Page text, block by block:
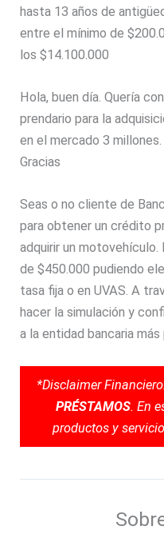
hasta 13 años de
entre el mínimo de
los $14.100.000
Hola, buen día. Quería
prendario para la
en el mercado 3
Gracias
Seas o no cliente de
para obtener un crédito
adquirir un motovehículo.
de $450.000 pudiendo
tasa fija o en UVAS. A
hacer la simulación y
a la entidad bancaria
*Disclaimer
PRÉSTAMOS. En
productos y